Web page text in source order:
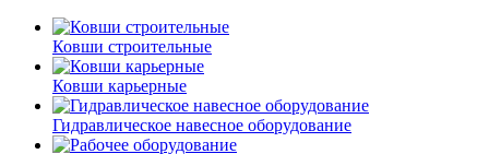
Ковши строительные
Ковши карьерные
Гидравлическое навесное оборудование